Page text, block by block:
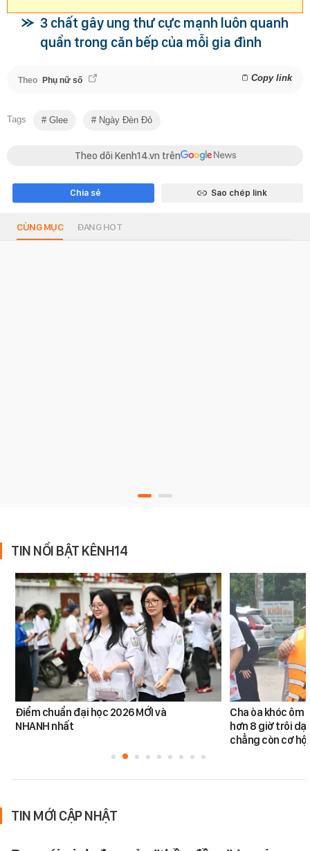
3 chất gây ung thư cực mạnh luôn quanh
quẩn trong căn bếp của mỗi gia đình
Theo Phụ nữ số Copy link
Tags Glee Ngày Đèn Đỏ
Theo dõi Kenh14.vn trên
Chia sẻ Sao chép link
CÙNG MỤC ĐANG HOT
TIN NỔI BẬT KÊNH14
Điểm chuẩn đại học 2026 MỚI và
NHANH nhất
Cha òa khóc ôm
hơn 8 giờ trôi
chẳng còn cơ
TIN MỚI CẬP NHẬT